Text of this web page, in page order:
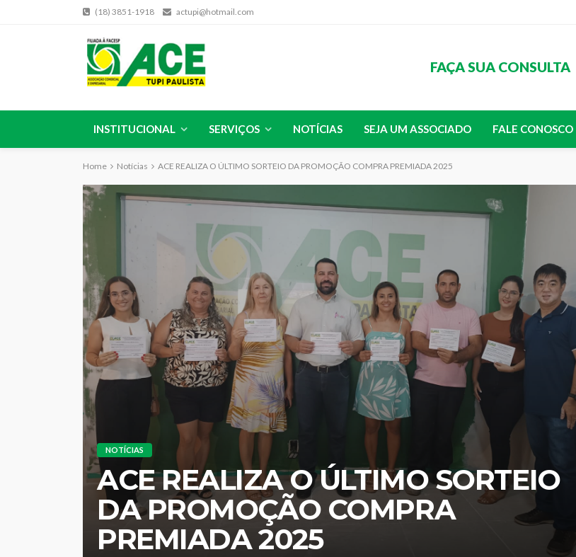
(18) 3851-1918 actupi@hotmail.com
FAÇA SUA CONSULTA
INSTITUCIONAL SERVIÇOS NOTÍCIAS SEJA UM ASSOCIADO FALE CONOSCO
Home Notícias ACE REALIZA O ÚLTIMO SORTEIO DA PROMOÇÃO COMPRA PREMIADA 2025
NOTÍCIAS
ACE REALIZA O ÚLTIMO SORTEIO
DA PROMOÇÃO COMPRA
PREMIADA 2025